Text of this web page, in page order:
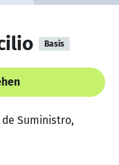
Basis
Suministro,